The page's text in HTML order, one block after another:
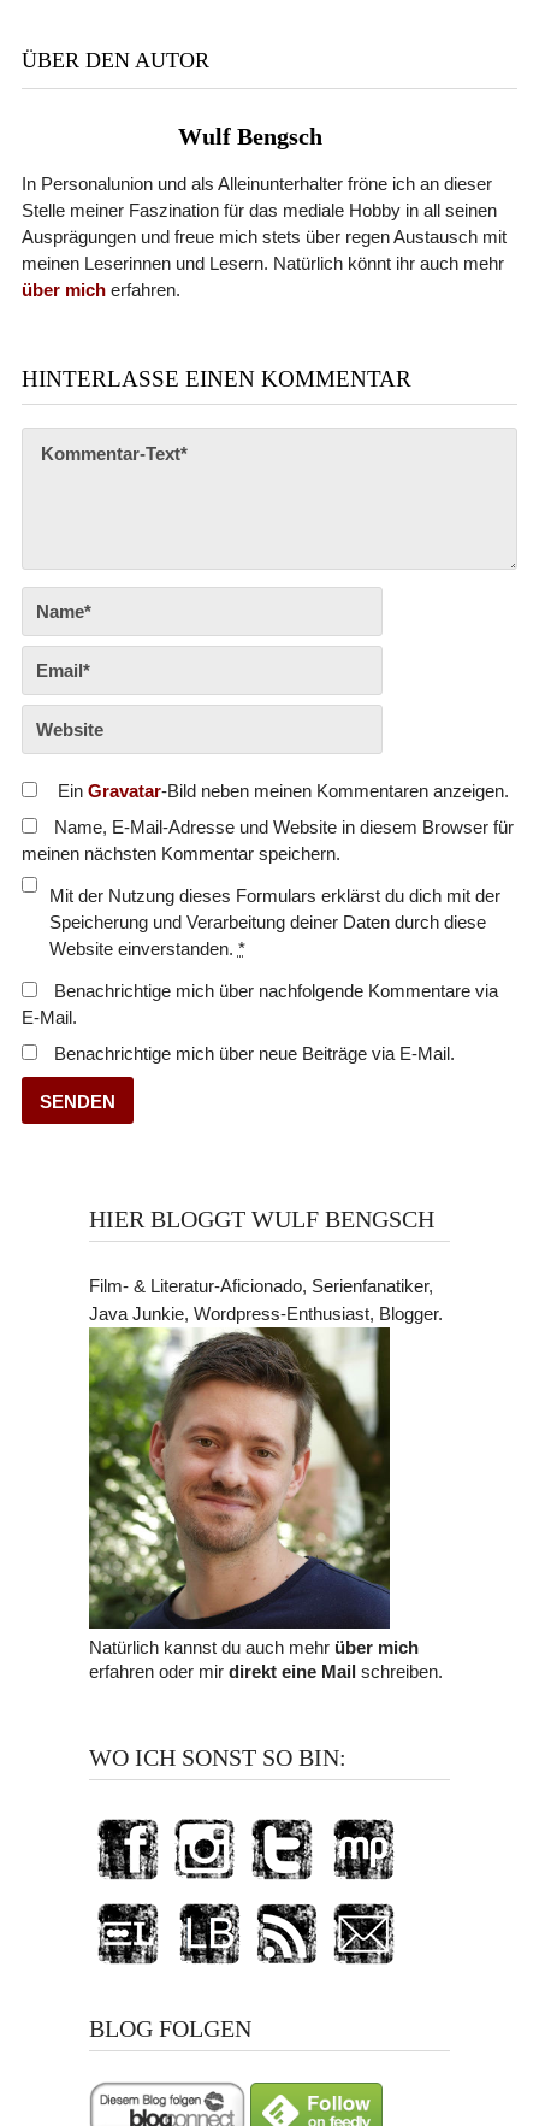
ÜBER DEN AUTOR
Wulf Bengsch
In Personalunion und als Alleinunterhalter fröne ich an dieser
Stelle meiner Faszination für das mediale Hobby in all seinen
Ausprägungen und freue mich stets über regen Austausch mit
meinen Leserinnen und Lesern. Natürlich könnt ihr auch mehr
über micherfahren.
HINTERLASSE EINEN KOMMENTAR
Ein Gravatar-Bild neben meinen Kommentaren anzeigen.
Name, E-Mail-Adresse und Website in diesem Browser für
meinen nächsten Kommentar speichern.
Mit der Nutzung dieses Formulars erklärst du dich mit der
Speicherung und Verarbeitung deiner Daten durch diese
Website einverstanden. *
Benachrichtige mich über nachfolgende Kommentare via
E-Mail.
Benachrichtige mich über neue Beiträge via E-Mail.
HIER BLOGGT WULF BENGSCH
Film- & Literatur-Aficionado, Serienfanatiker,
Java Junkie, Wordpress-Enthusiast, Blogger.
Natürlich kannst du auch mehr über mich
erfahren oder mir direkt eine Mailschreiben.
WO ICH SONST SO BIN:
BLOG FOLGEN